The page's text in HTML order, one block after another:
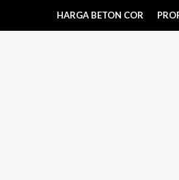
HARGA BETON COR